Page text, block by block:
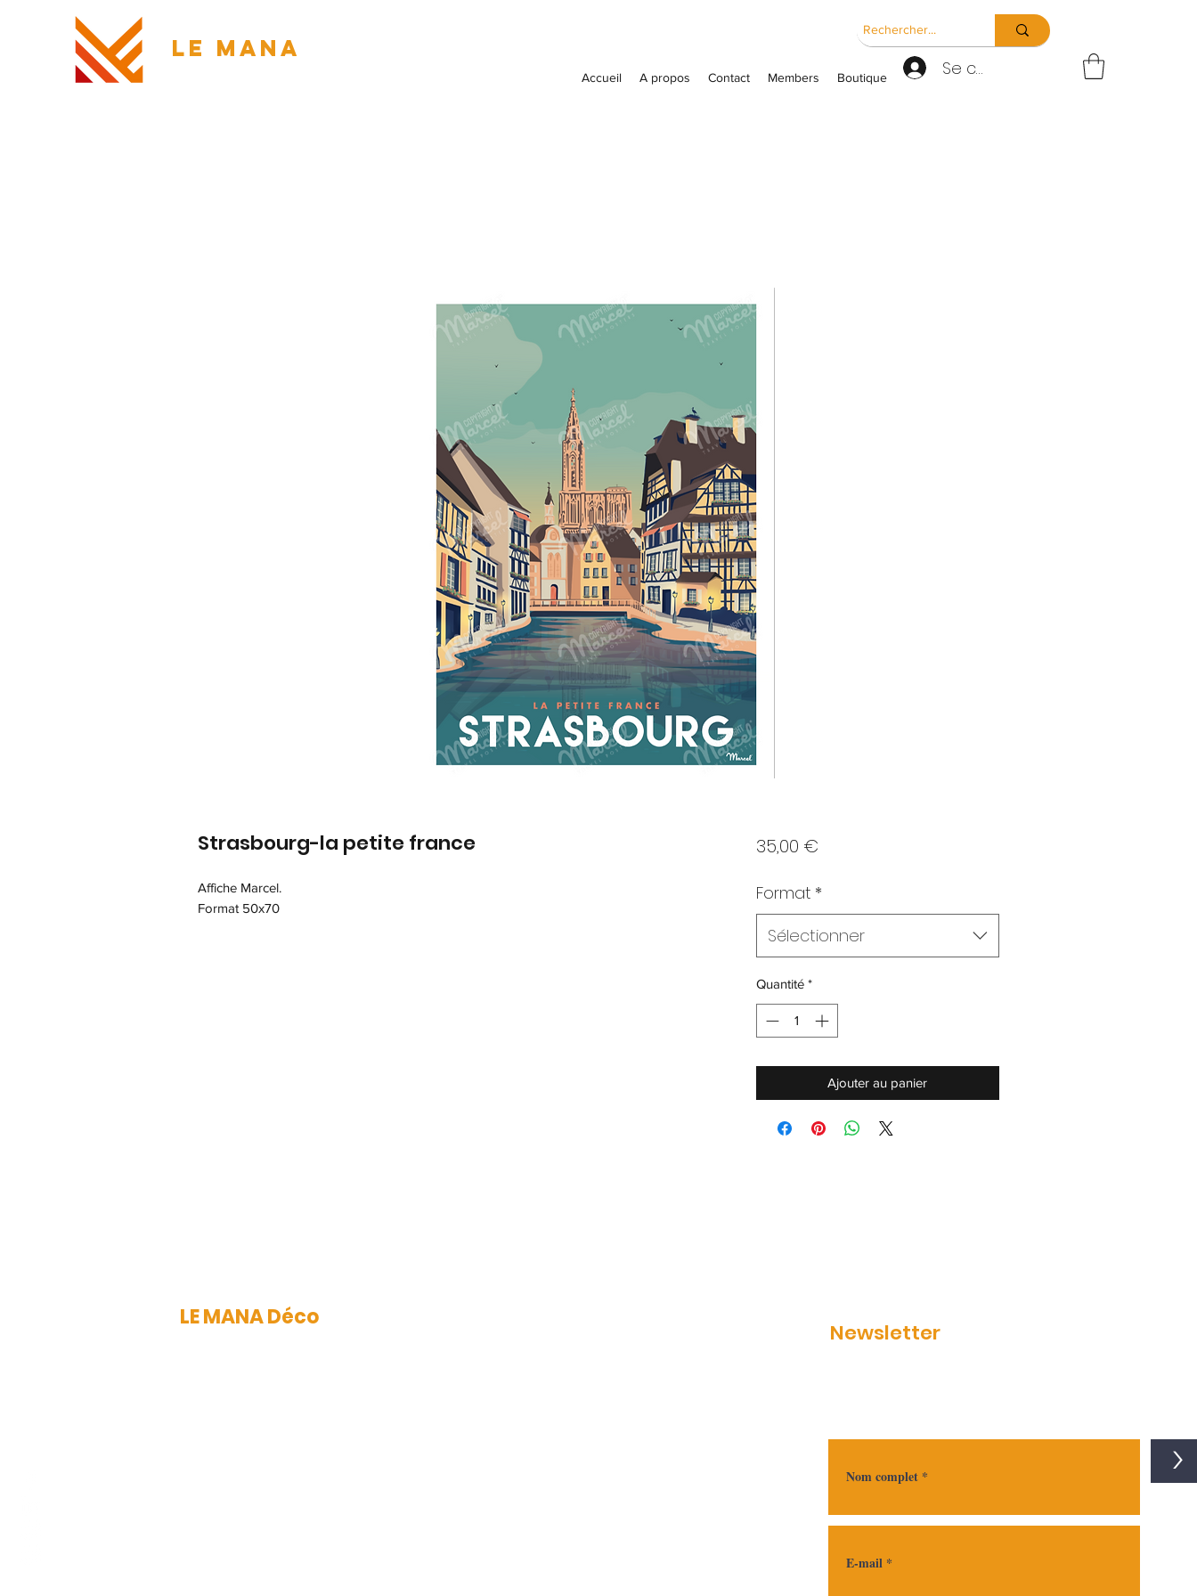
LE MANA
Accueil A propos Contact Members Boutique Se connecter
Strasbourg-la petite france
Affiche Marcel.
Format 50x70
35,00 €Prix
Format *
Sélectionner
Quantité *
Ajouter au panier
LE MANA Déco
Newsletter
>